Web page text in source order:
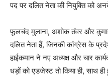
पद पर दलित नेता की नियुक्ति को
फूलचंद मुलाना, अशोक तंवर और
दलित नेता हैं, जिनकी कांग्रेस के
हाईकमान ने नए अध्यक्ष और चार
धड़ों को एडजेस्ट तो किया ही, साथ